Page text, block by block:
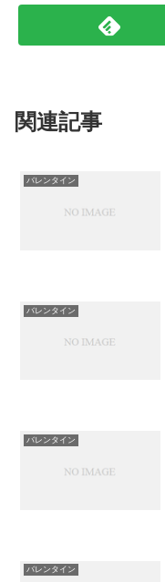
関連記事
バレンタイン
バレンタイン
バレンタイン
バレンタイン